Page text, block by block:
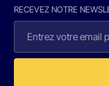
RECEVEZ NOTRE